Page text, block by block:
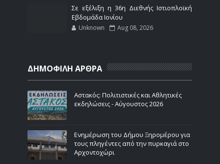
Σε εξέλιξη η 36η Διεθνής Ιστιοπλοϊκή
Εβδομάδα Ιονίου
Unknown Aug 08, 2026
ΔΗΜΟΦΙΛΗ ΑΡΘΡΑ
Αστακός: Πολιτιστικές και Αθλητικές
εκδηλώσεις - Αύγουστος 2026
Ενημέρωση του Δήμου Ξηρομέρου για
τους πληγέντες από την πυρκαγιά στο
Αρχοντοχώρι